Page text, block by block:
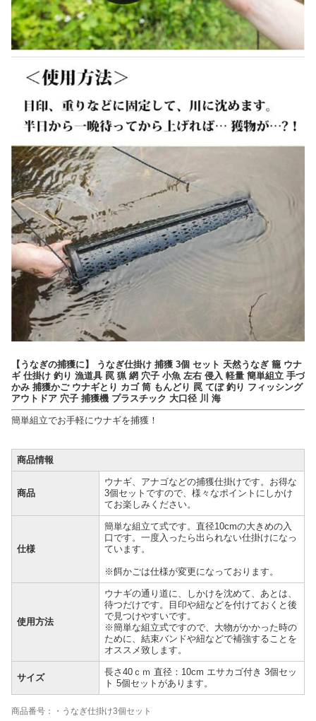
【うなぎの捕獲に】 うなぎ仕掛け 捕獲 3個 セット 天然うなぎ 籠 ウナ
ギ 仕掛け 釣り 漁道具 罠 猟 網 穴子 小魚 左右 侵入 軽量 簡単組立 手づ
かみ 捕獲かご ウナギとり カゴ 筒 もんどり 罠 てぼ 釣り フィッシング
アウトドア 穴子 捕獲機 プラスチック 大口径 川 海
簡単組立でお手軽にウナギを捕獲！
商品情報
商品
ウナギ、アナゴなどの捕獲仕掛けです。お得な
3個セットですので、様々なポイントにしかけ
てお楽しみください。
仕様
簡単な組立て式です。直径10cmの大きめの入
口です。一度入ったら出られない仕掛けになっ
ています。
※餌かごは仕様が変更になっております。
使用方法
ウナギの通り道に、しかけを沈めて、あとは、
待つだけです。目印や紐などを付けておくと後
で見つけやすいです。
※簡単な組立式ですので、大物がかかった時の
ために、結束バンドや紐などで補強することを
オススメ致します。
サイズ
長さ40ｃｍ 直径：10cm エサカゴ付き 3個セッ
ト 5個セットがあります。
商品番号：・うなぎ仕掛け3個セット